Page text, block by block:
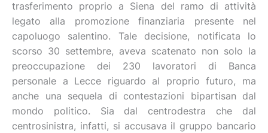
trasferimento proprio a Siena del ramo di attività
legato alla promozione finanziaria presente nel
capoluogo salentino. Tale decisione, notificata lo
scorso 30 settembre, aveva scatenato non solo la
preoccupazione dei 230 lavoratori di Banca
personale a Lecce riguardo al proprio futuro, ma
anche una sequela di contestazioni bipartisan dal
mondo politico. Sia dal centrodestra che dal
centrosinistra, infatti, si accusava il gruppo bancario